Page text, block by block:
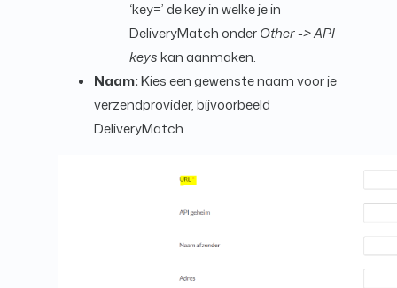
‘key=’ de key in welke je in
DeliveryMatch onderOther -> API
keyskan aanmaken.
Naam:Kies een gewenste naam voor je
verzendprovider, bijvoorbeeld
DeliveryMatch